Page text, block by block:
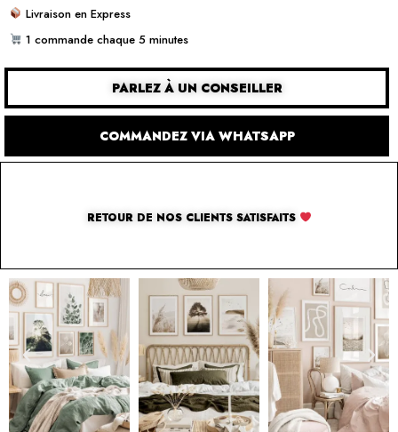
Livraison en Express
1 commande chaque 5 minutes
PARLEZ À UN CONSEILLER
COMMANDEZ VIA WHATSAPP
RETOUR DE NOS CLIENTS SATISFAITS